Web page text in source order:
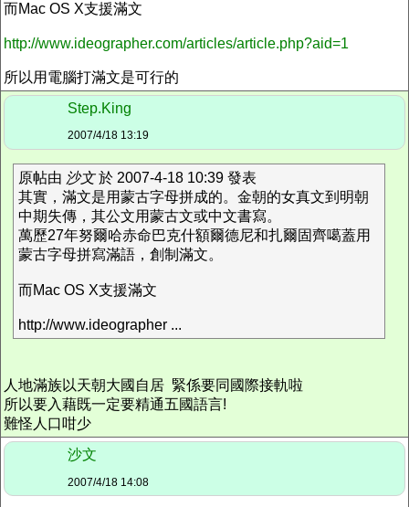
而Mac OS X支援滿文
http://www.ideographer.com/articles/article.php?aid=1
所以用電腦打滿文是可行的
Step.King
2007/4/18 13:19
原帖由 沙文於 2007-4-18 10:39 發表
其實，滿文是用蒙古字母拼成的。金朝的女真文到明朝
中期失傳，其公文用蒙古文或中文書寫。
萬歷27年努爾哈赤命巴克什額爾德尼和扎爾固齊噶蓋用
蒙古字母拼寫滿語，創制滿文。
而Mac OS X支援滿文
http://www.ideographer ...
人地滿族以天朝大國自居 緊係要同國際接軌啦
所以要入藉既一定要精通五國語言!
難怪人口咁少
沙文
2007/4/18 14:08